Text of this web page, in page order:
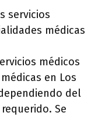
servicios
médicas
médicos
en Los
del
Se